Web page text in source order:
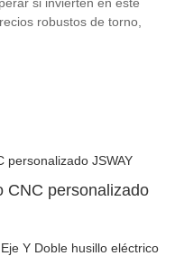
robustos de torno,
CNC personalizado